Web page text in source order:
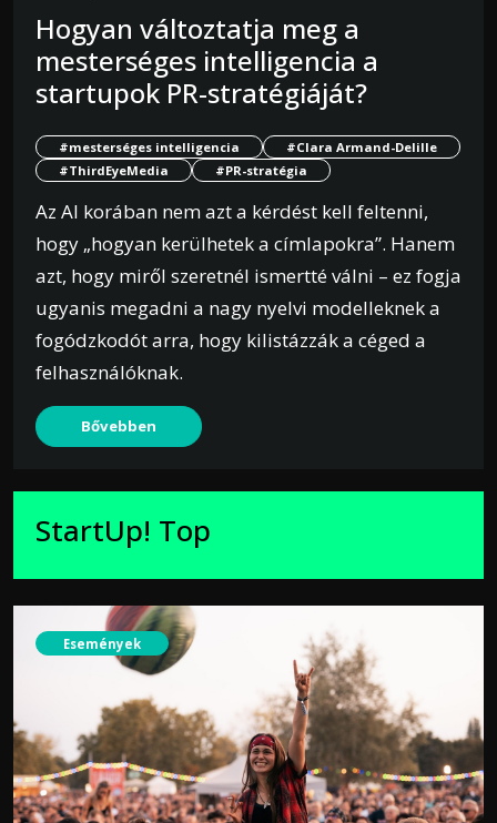
Hogyan változtatja meg a
mesterséges intelligencia a
startupok PR-stratégiáját?
#mesterséges intelligencia
#Clara Armand-Delille
#ThirdEyeMedia
#PR-stratégia
Az AI korában nem azt a kérdést kell feltenni,
hogy „hogyan kerülhetek a címlapokra”. Hanem
azt, hogy miről szeretnél ismertté válni – ez fogja
ugyanis megadni a nagy nyelvi modelleknek a
fogódzkodót arra, hogy kilistázzák a céged a
felhasználóknak.
Bővebben
StartUp! Top
Események